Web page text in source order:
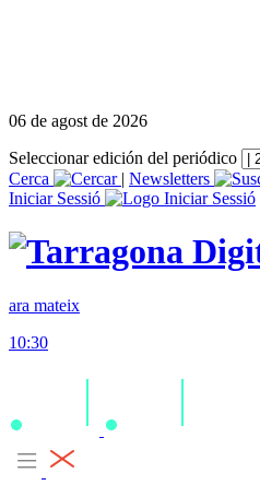
06 de agost de 2026
Seleccionar edición del periódico
Cerca
| Newsletters
Iniciar Sessió
ara mateix
10:30